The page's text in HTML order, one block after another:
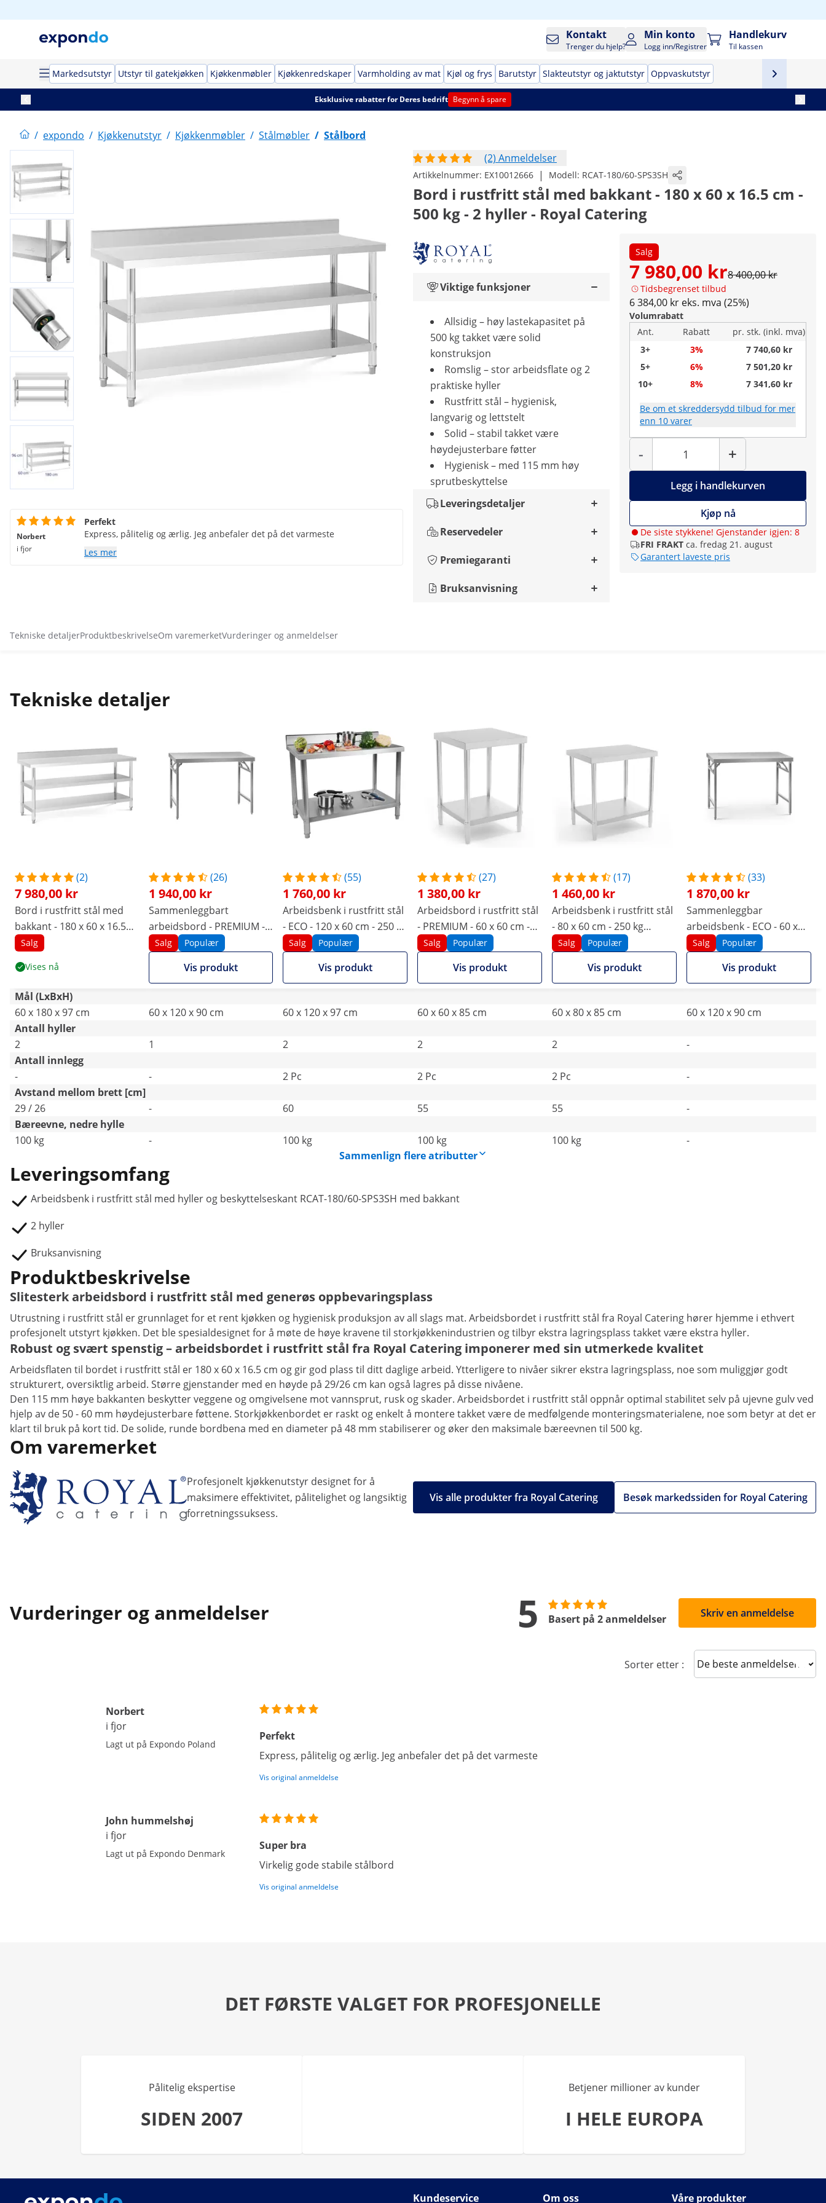
Kontakt
Trenger du hjelp?
Min konto
Logg inn/Registrer
Handlekurv
Til kassen
Markedsutstyr Utstyr til gatekjøkken Kjøkkenmøbler Kjøkkenredskaper Varmholding av mat Kjøl og frys Barutstyr Slakteutstyr og jaktutstyr Oppvaskutstyr
Eksklusive rabatter for Deres bedrift Begynn å spare
/ expondo / Kjøkkenutstyr / Kjøkkenmøbler / Stålmøbler / Stålbord
(2) Anmeldelser
Artikkelnummer: EX10012666 | Modell: RCAT-180/60-SPS3SH
Bord i rustfritt stål med bakkant - 180 x 60 x 16.5 cm -
500 kg - 2 hyller - Royal Catering
Salg
7 980,00 kr8 400,00 kr
Tidsbegrenset tilbud
6 384,00 kr eks. mva (25%)
Volumrabatt
Ant.
Rabatt
pr. stk. (inkl. mva)
3+
3%
7 740,60 kr
5+
6%
7 501,20 kr
10+
8% 7 341,60 kr
Be om et skreddersydd tilbud for mer
enn 10 varer
-
Antall
+
Legg i handlekurven
Kjøp nå
De siste stykkene! Gjenstander igjen: 8
FRI FRAKT ca. fredag 21. august
Garantert laveste pris
Viktige funksjoner
Allsidig – høy lastekapasitet på
500 kg takket være solid
konstruksjon
Romslig – stor arbeidsflate og 2
praktiske hyller
Rustfritt stål – hygienisk,
langvarig og lettstelt
Solid – stabil takket være
høydejusterbare føtter
Hygienisk – med 115 mm høy
sprutbeskyttelse
Leveringsdetaljer
Reservedeler
Premiegaranti
Bruksanvisning
Norbert
i fjor
Perfekt
Express, pålitelig og ærlig. Jeg anbefaler det på det varmeste
Les mer
Tekniske detaljerProduktbeskrivelseOm varemerketVurderinger og anmeldelser
Tekniske detaljer
(2)
7 980,00 kr
Bord i rustfritt stål med
bakkant - 180 x 60 x 16.5
cm - 500 kg - 2 hyller -
Salg
Vises nå
(26)
1 940,00 kr
Sammenleggbart
arbeidsbord - PREMIUM -
Rustfritt stål - 120 x 60 cm
- 210 kg - Royal Catering
Salg Populær
Vis produkt
(55)
1 760,00 kr
Arbeidsbenk i rustfritt stål
- ECO - 120 x 60 cm - 250 kg
- Beskyttelseskant - Royal
Catering
Salg Populær
Vis produkt
(27)
1 380,00 kr
Arbeidsbord i rustfritt stål
- PREMIUM - 60 x 60 cm -
250 kg - Royal Catering
Salg Populær
Vis produkt
(17)
1 460,00 kr
Arbeidsbenk i rustfritt stål
- 80 x 60 cm - 250 kg
bæreevne
Salg Populær
Vis produkt
(33)
1 870,00 kr
Sammenleggbar
arbeidsbenk - ECO - 60 x
120 cm - 210 kg bæreevne
- Royal Catering
Salg Populær
Vis produkt
Mål (LxBxH)
60 x 180 x 97 cm
60 x 120 x 90 cm 60 x 120 x 97 cm 60 x 60 x 85 cm 60 x 80 x 85 cm
60 x 120 x 90 cm
Antall hyller
2
1 2 2 2
-
Antall innlegg
-
- 2 Pc 2 Pc 2 Pc
-
Avstand mellom brett [cm]
29 / 26
- 60 55 55
-
Bæreevne, nedre hylle
100 kg
- 100 kg 100 kg 100 kg
-
Sammenlign flere atributter
Leveringsomfang
Arbeidsbenk i rustfritt stål med hyller og beskyttelseskant RCAT-180/60-SPS3SH med bakkant
2 hyller
Bruksanvisning
Produktbeskrivelse
Slitesterk arbeidsbord i rustfritt stål med generøs oppbevaringsplass
Utrustning i rustfritt stål er grunnlaget for et rent kjøkken og hygienisk produksjon av all slags mat. Arbeidsbordet i rustfritt stål fra Royal Catering hører hjemme i ethvert
profesjonelt utstyrt kjøkken. Det ble spesialdesignet for å møte de høye kravene til storkjøkkenindustrien og tilbyr ekstra lagringsplass takket være ekstra hyller.
Robust og svært spenstig – arbeidsbordet i rustfritt stål fra Royal Catering imponerer med sin utmerkede kvalitet
Arbeidsflaten til bordet i rustfritt stål er 180 x 60 x 16.5 cm og gir god plass til ditt daglige arbeid. Ytterligere to nivåer sikrer ekstra lagringsplass, noe som muliggjør godt
strukturert, oversiktlig arbeid. Større gjenstander med en høyde på 29/26 cm kan også lagres på disse nivåene.
Den 115 mm høye bakkanten beskytter veggene og omgivelsene mot vannsprut, rusk og skader. Arbeidsbordet i rustfritt stål oppnår optimal stabilitet selv på ujevne gulv ved
hjelp av de 50 - 60 mm høydejusterbare føttene. Storkjøkkenbordet er raskt og enkelt å montere takket være de medfølgende monteringsmaterialene, noe som betyr at det er
klart til bruk på kort tid. De solide, runde bordbena med en diameter på 48 mm stabiliserer og øker den maksimale bæreevnen til 500 kg.
Om varemerket
Profesjonelt kjøkkenutstyr designet for å
maksimere effektivitet, pålitelighet og langsiktig
forretningssuksess.
Besøk markedssiden for Royal Catering
Vis alle produkter fra Royal Catering
Vurderinger og anmeldelser 5 Basert på 2 anmeldelser Skriv en anmeldelse
Sorter etter : Sort reviews
Norbert
i fjor
Lagt ut på Expondo Poland
Perfekt
Express, pålitelig og ærlig. Jeg anbefaler det på det varmeste
Vis original anmeldelse
John hummelshøj
i fjor
Lagt ut på Expondo Denmark
Super bra
Virkelig gode stabile stålbord
Vis original anmeldelse
DET FØRSTE VALGET FOR PROFESJONELLE
Pålitelig ekspertise
SIDEN 2007
Betjener millioner av kunder
I HELE EUROPA
Kundeservice Om oss Våre produkter